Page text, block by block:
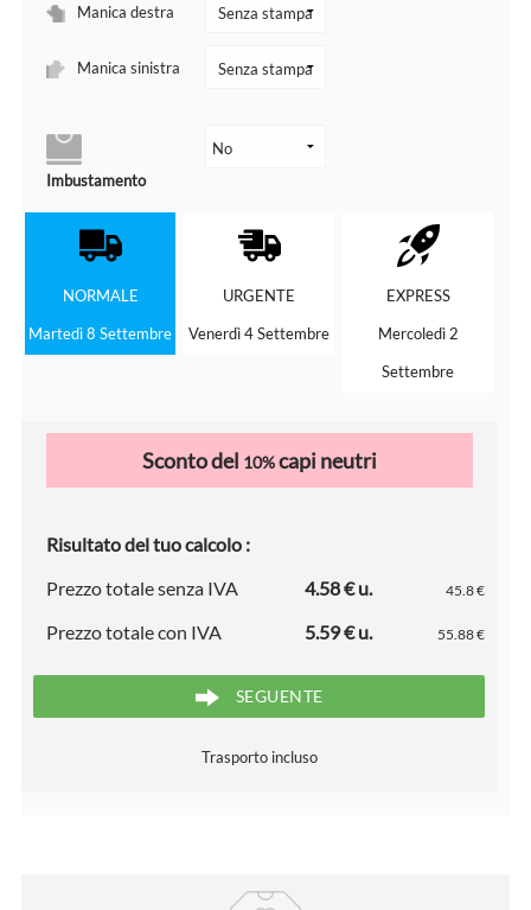
Manica destra
Manica sinistra
Imbustamento
NORMALE
Martedì 8 Settembre
URGENTE
Venerdì 4 Settembre
EXPRESS
Mercoledì 2
Settembre
Sconto del 10%capi neutri
Risultato del tuo calcolo :
Prezzo totale senza IVA
4.58 € u. 45.8 €
Prezzo totale con IVA 5.59 € u. 55.88 €
SEGUENTE
Trasporto incluso